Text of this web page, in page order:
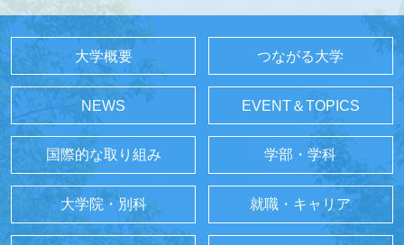
大学概要 つながる大学
NEWS EVENT＆TOPICS
国際的な取り組み 学部・学科
大学院・別科 就職・キャリア